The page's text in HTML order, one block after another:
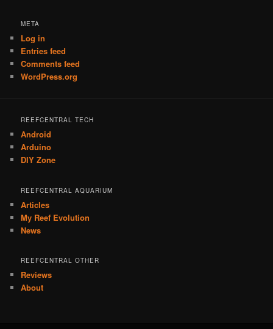
META
Log in
Entries feed
Comments feed
WordPress.org
REEFCENTRAL TECH
Android
Arduino
DIY Zone
REEFCENTRAL AQUARIUM
Articles
My Reef Evolution
News
REEFCENTRAL OTHER
Reviews
About